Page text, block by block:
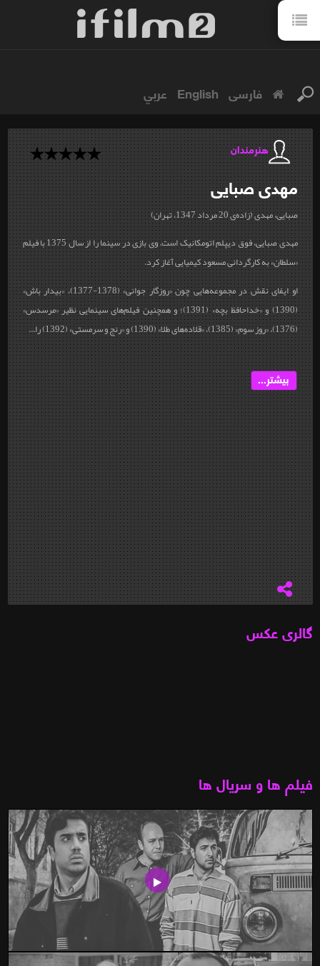
فارسی English عربي
هنرمندان
مهدیصبایی
صبایی، مهدی (زاده‌ی 20 مرداد 1347، تهران)
مهدی صبایی، فوق ديپلم اتومكانیک است. وی بازی در سينما را از سال 1375 با فيلم
«سلطان» به كارگردانی مسعود كيميايی آغاز کرد.
او ایفای نقش در مجموعه‌هایی چون «روزگار جوانی» (1378-1377)، «بیدار باش»
(1390) و «خداحافظ بچه» (1391)؛ و همچنین فیلم‌های سینمایی نظیر «مرسدس»
(1376)، «روز سوم» (1385)، «قلاده‌های طلا» (1390) و «رنج و سرمستی» (1392) را...
بیشتر...
گالری عکس
فیلم ها و سریال ها